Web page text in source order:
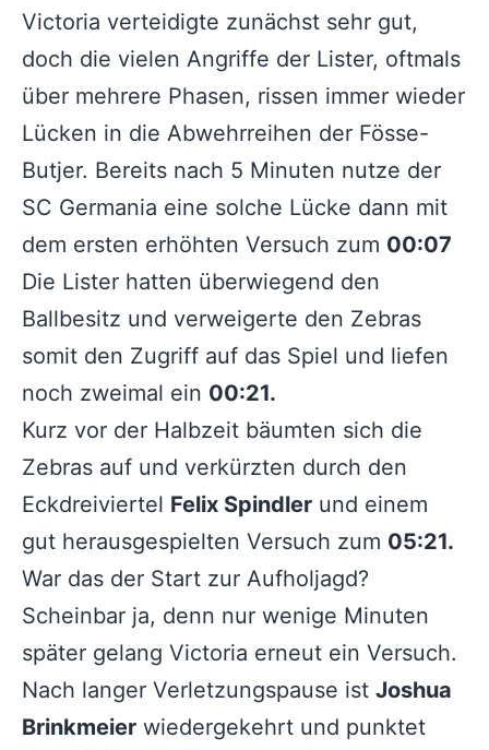
Victoria verteidigte zunächst sehr gut,
doch die vielen Angriffe der Lister, oftmals
über mehrere Phasen, rissen immer wieder
Lücken in die Abwehrreihen der Fösse-
Butjer. Bereits nach 5 Minuten nutze der
SC Germania eine solche Lücke dann mit
dem ersten erhöhten Versuch zum 00:07
Die Lister hatten überwiegend den
Ballbesitz und verweigerte den Zebras
somit den Zugriff auf das Spiel und liefen
noch zweimal ein 00:21.
Kurz vor der Halbzeit bäumten sich die
Zebras auf und verkürzten durch den
Eckdreiviertel Felix Spindler und einem
gut herausgespielten Versuch zum 05:21.
War das der Start zur Aufholjagd?
Scheinbar ja, denn nur wenige Minuten
später gelang Victoria erneut ein Versuch.
Nach langer Verletzungspause ist Joshua
Brinkmeier wiedergekehrt und punktet